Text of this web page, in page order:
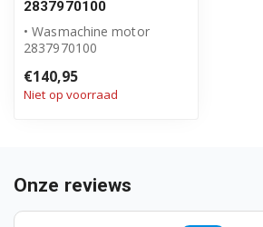
2837970100
• Wasmachine motor
2837970100
€140,95
Niet op voorraad
Onze reviews